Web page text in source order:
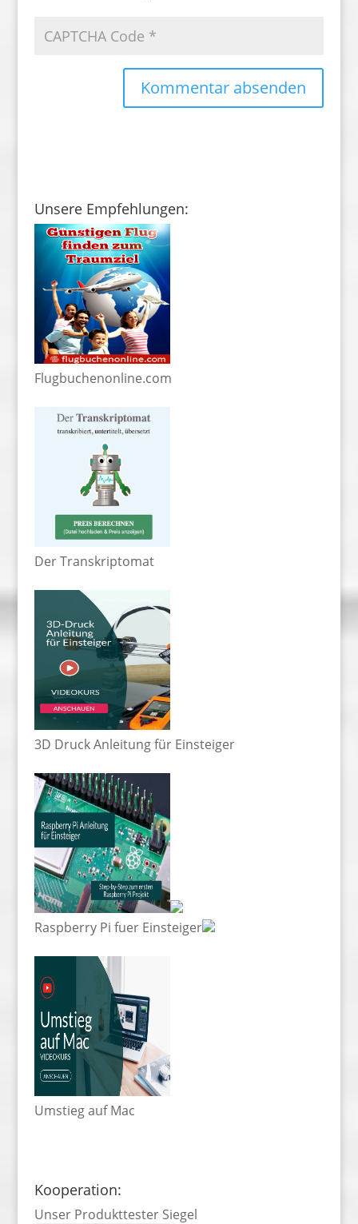
Unsere Empfehlungen:
Flugbuchenonline.com
Der Transkriptomat
3D Druck Anleitung für Einsteiger
Raspberry Pi fuer Einsteiger
Umstieg auf Mac
Kooperation:
Unser Produkttester Siegel